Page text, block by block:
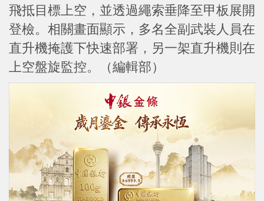
飛抵目標上空，並透過繩索垂降至甲板展開
登檢。相關畫面顯示，多名全副武裝人員在
直升機掩護下快速部署，另一架直升機則在
上空盤旋監控。（編輯部）